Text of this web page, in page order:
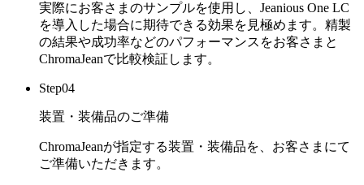
実際にお客さまのサンプルを使用し、Jeanious One LC
を導入した場合に期待できる効果を見極めます。精製
の結果や成功率などのパフォーマンスをお客さまと
ChromaJeanで比較検証します。
Step04
装置・装備品のご準備
ChromaJeanが指定する装置・装備品を、お客さまにて
ご準備いただきます。